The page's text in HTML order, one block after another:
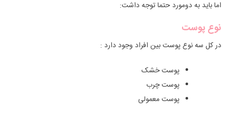
اما باید به دومورد حتما توجه داشت:
نوع پوست
در کل سه نوع پوست بین افراد وجود دارد :
پوست خشک
پوست چرب
پوست معمولی